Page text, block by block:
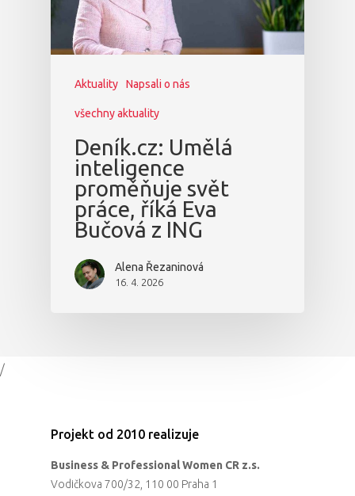
Aktuality Napsali o nás
všechny aktuality
Deník.cz: Umělá
inteligence
proměňuje svět
práce, říká Eva
Bučová z ING
Alena Řezaninová
16. 4. 2026
/
Projekt od 2010 realizuje
Business & Professional Women CR z.s.
Vodičkova 700/32, 110 00 Praha 1